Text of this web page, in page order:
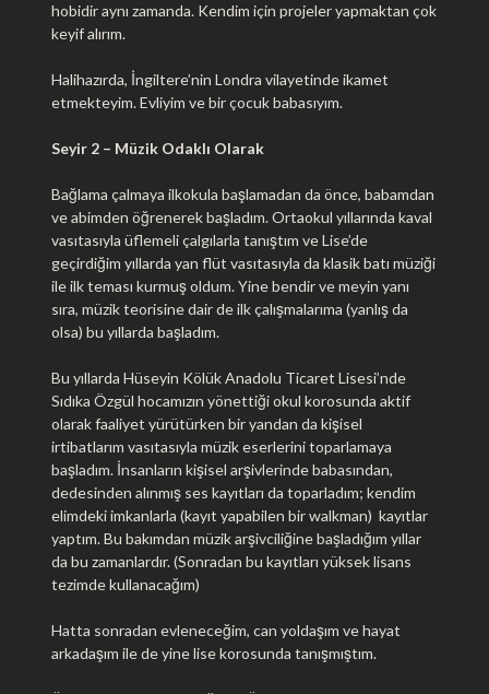
hobidir aynı zamanda. Kendim için projeler yapmaktan çok
keyif alırım.
Halihazırda, İngiltere’nin Londra vilayetinde ikamet
etmekteyim. Evliyim ve bir çocuk babasıyım.
Seyir 2 – Müzik Odaklı Olarak
Bağlama çalmaya ilkokula başlamadan da önce, babamdan
ve abimden öğrenerek başladım. Ortaokul yıllarında kaval
vasıtasıyla üflemeli çalgılarla tanıştım ve Lise’de
geçirdiğim yıllarda yan flüt vasıtasıyla da klasik batı müziği
ile ilk teması kurmuş oldum. Yine bendir ve meyin yanı
sıra, müzik teorisine dair de ilk çalışmalarıma (yanlış da
olsa) bu yıllarda başladım.
Bu yıllarda Hüseyin Kölük Anadolu Ticaret Lisesi’nde
Sıdıka Özgül hocamızın yönettiği okul korosunda aktif
olarak faaliyet yürütürken bir yandan da kişisel
irtibatlarım vasıtasıyla müzik eserlerini toparlamaya
başladım. İnsanların kişisel arşivlerinde babasından,
dedesinden alınmış ses kayıtları da toparladım; kendim
elimdeki imkanlarla (kayıt yapabilen bir walkman) kayıtlar
yaptım. Bu bakımdan müzik arşivciliğine başladığım yıllar
da bu zamanlardır. (Sonradan bu kayıtları yüksek lisans
tezimde kullanacağım)
Hatta sonradan evleneceğim, can yoldaşım ve hayat
arkadaşım ile de yine lise korosunda tanışmıştım.